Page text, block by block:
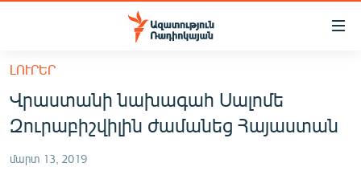
Մատչելիության
հիմնական
բովանդակությանը
Անցնել
հիմնական
մենյուին
ՀԱՅԱՍՏԱՆ
ՔԱՂԱՔԱԿԱՆ
ԸՆՏՐՈՒԹՅՈՒՆՆԵՐ 2026
ԼՈՒՐԵՐ
Վրաստանի նախագահ Սալոմե
Զուրաբիշվիլին ժամանեց Հայաստան
մարտ 13, 2019